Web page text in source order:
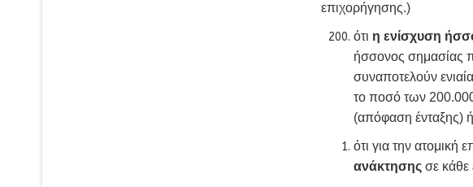
επιχορήγησης.)
ότι η ενίσχυση
ήσσονος σημασίας
συναποτελούν
το ποσό των 200.000
(απόφαση ένταξης)
ότι για την ατομική
ανάκτησης σε κάθε